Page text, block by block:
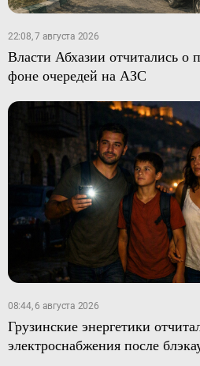
22:08, 7 августа 2026
Власти Абхазии отчитались о
фоне очередей на АЗС
08:44, 6 августа 2026
Грузинские энергетики
электроснабжения после